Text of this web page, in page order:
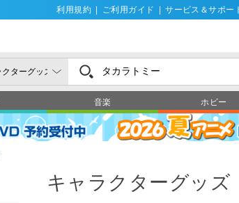
利用規約 ご利用ガイド サービス＆サポー
音楽 ホビー
キャラクターグッズ